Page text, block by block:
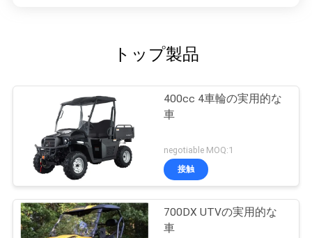
トップ製品
400cc 4車輪の実用的な
車
negotiable MOQ:1
接触
700DX UTVの実用的な
車